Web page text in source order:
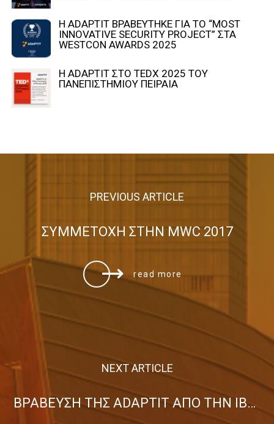
Η ADAPTIT ΒΡΑΒΕΥΤΗΚΕ ΓΙΑ ΤΟ “MOST
INNOVATIVE SECURITY PROJECT” ΣΤΑ
WESTCON AWARDS 2025
Η ADAPTIT ΣΤΟ TEDX 2025 ΤΟΥ
ΠΑΝΕΠΙΣΤΗΜΙΟΥ ΠΕΙΡΑΙΑ
PREVIOUS ARTICLE
ΣΥΜΜΕΤΟΧΗ ΣΤΗΝ MWC 2017
read more
NEXT ARTICLE
ΒΡΑΒΕΥΣΗ ΤΗΣ ADAPTIT ΑΠΟ ΤΗΝ IBM ΕΛΛΑΣ Α.Ε.